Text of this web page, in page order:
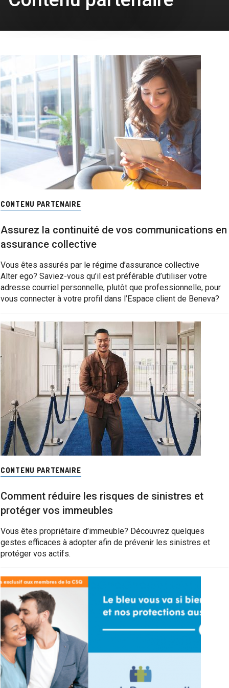
CONTENU PARTENAIRE
Assurez la continuité de vos communications en
assurance collective
Vous êtes assurés par le régime d’assurance collective
Alter ego? Saviez-vous qu’il est préférable d’utiliser votre
adresse courriel personnelle, plutôt que professionnelle, pour
vous connecter à votre profil dans l’Espace client de Beneva?
CONTENU PARTENAIRE
Comment réduire les risques de sinistres et
protéger vos immeubles
Vous êtes propriétaire d’immeuble? Découvrez quelques
gestes efficaces à adopter afin de prévenir les sinistres et
protéger vos actifs.